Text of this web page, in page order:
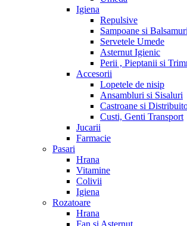
Igiena
Repulsive
Sampoane si Balsamuri
Servetele Umede
Asternut Igienic
Perii , Pieptanii si
Accesorii
Lopetele de nisip
Ansambluri si Sisaluri
Castroane si
Custi, Genti Transport
Jucarii
Farmacie
Pasari
Hrana
Vitamine
Colivii
Igiena
Rozatoare
Hrana
Fan si Asternut